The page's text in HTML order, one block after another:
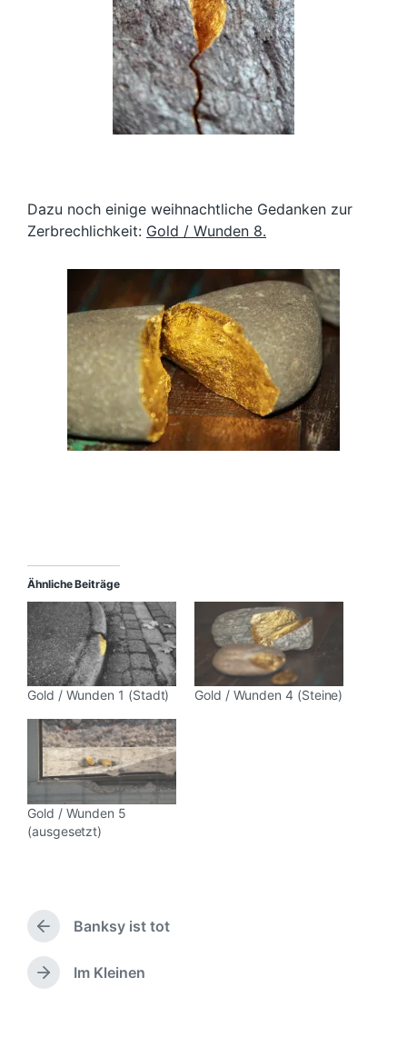
Dazu noch einige weihnachtliche Gedanken zur
Zerbrechlichkeit: Gold / Wunden 8.
Ähnliche Beiträge
Gold / Wunden 1 (Stadt) Gold / Wunden 4 (Steine)
Gold / Wunden 5
(ausgesetzt)
V
o
r
h
Banksy ist tot
N
Im Kleinen